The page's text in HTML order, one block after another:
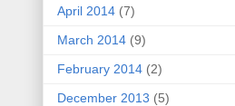
April 2014 (7)
March 2014 (9)
February 2014 (2)
December 2013 (5)